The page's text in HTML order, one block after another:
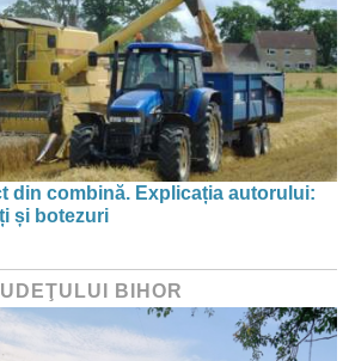
din combină. Explicația autorului:
și botezuri
BIHOR